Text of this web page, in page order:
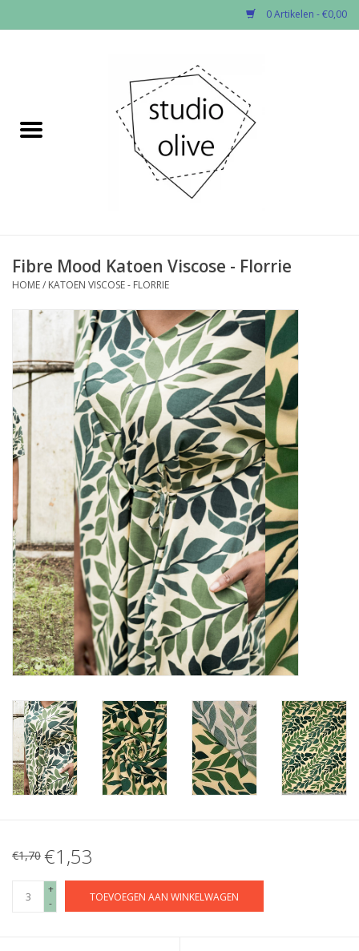
0 Artikelen - €0,00
✂︎Nieuw
Fournituren
Workshops
Diy pakketten
Studio Olive inspireert....
Fibre Mood Katoen Viscose - Florrie
HOME/ KATOEN VISCOSE - FLORRIE
€1,70 €1,53
+
-
TOEVOEGEN AAN WINKELWAGEN